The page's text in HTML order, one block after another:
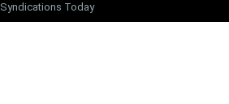
Syndications Today